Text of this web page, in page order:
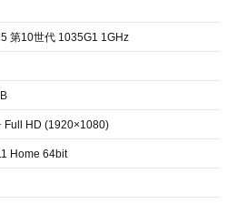
第10世代 1035G1 1GHz
Full HD (1920×1080)
Home 64bit